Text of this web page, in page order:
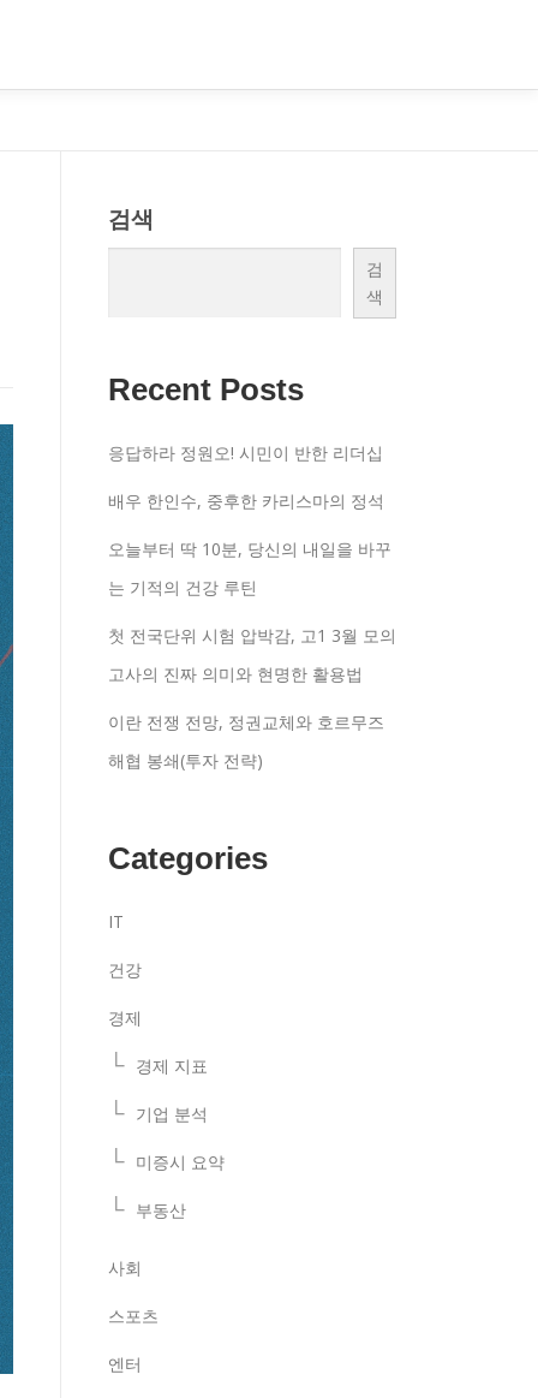
검색
검
색
Recent Posts
응답하라 정원오! 시민이 반한 리더십
배우 한인수, 중후한 카리스마의 정석
오늘부터 딱 10분, 당신의 내일을 바꾸
는 기적의 건강 루틴
첫 전국단위 시험 압박감, 고1 3월 모의
고사의 진짜 의미와 현명한 활용법
이란 전쟁 전망, 정권교체와 호르무즈
해협 봉쇄(투자 전략)
Categories
IT
건강
경제
경제 지표
기업 분석
미증시 요약
부동산
사회
스포츠
엔터